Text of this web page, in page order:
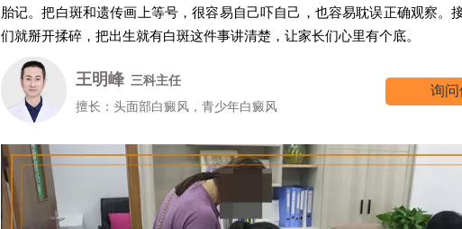
胎记。把白斑和遗传画上等号，很容易自己吓自己，也容易耽误正确观察。
们就掰开揉碎，把出生就有白斑这件事讲清楚，让家长们心里有个底。
李洪燕 二科主任
擅长：反复发作型以及节段型白癜风诊疗
询